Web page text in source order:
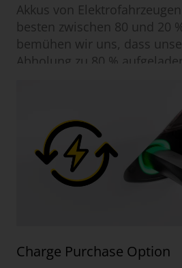
Akkus von
besten zwischen 80 und 20
bemühen wir uns, dass
Abholung zu 80 %
Charge Purchase Option